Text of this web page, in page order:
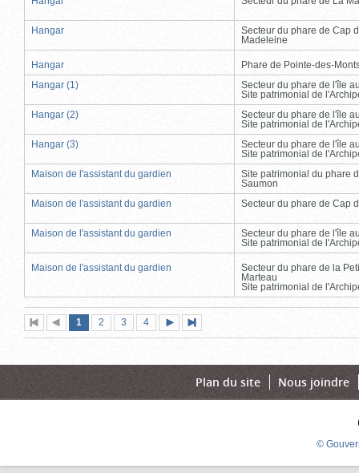
Hangar
Secteur du phare de Cap
Madeleine
Hangar
Phare de Pointe-des-
Hangar (1)
Secteur du phare de l'île
Site patrimonial de
Hangar (2)
Secteur du phare de l'île
Site patrimonial de
Hangar (3)
Secteur du phare de l'île
Site patrimonial de
Maison de l'assistant du gardien
Site patrimonial du phare
Saumon
Maison de l'assistant du gardien
Secteur du phare de Cap
Maison de l'assistant du gardien
Secteur du phare de l'île
Site patrimonial de
Maison de l'assistant du gardien
Secteur du phare de la
Marteau
Site patrimonial de
Première
page
Page
précédente
Page
1 (page
actuelle)
Page
2 Page
3 Page
4
suivante
page
Plan du site Nous joindre
©